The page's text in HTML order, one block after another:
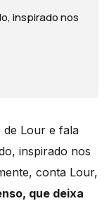
inspirado nos
de Lour e fala
inspirado nos
conta Lour,
que deixa